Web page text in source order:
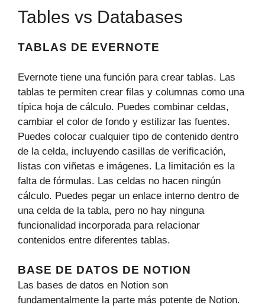
Tables vs Databases
TABLAS DE EVERNOTE
Evernote tiene una función para crear tablas. Las
tablas te permiten crear filas y columnas como una
típica hoja de cálculo. Puedes combinar celdas,
cambiar el color de fondo y estilizar las fuentes.
Puedes colocar cualquier tipo de contenido dentro
de la celda, incluyendo casillas de verificación,
listas con viñetas e imágenes. La limitación es la
falta de fórmulas. Las celdas no hacen ningún
cálculo. Puedes pegar un enlace interno dentro de
una celda de la tabla, pero no hay ninguna
funcionalidad incorporada para relacionar
contenidos entre diferentes tablas.
BASE DE DATOS DE NOTION
Las bases de datos en Notion son
fundamentalmente la parte más potente de Notion.